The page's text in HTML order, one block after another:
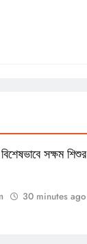
বিশেষভাবে সক্ষম শিশুর
30 minutes ago